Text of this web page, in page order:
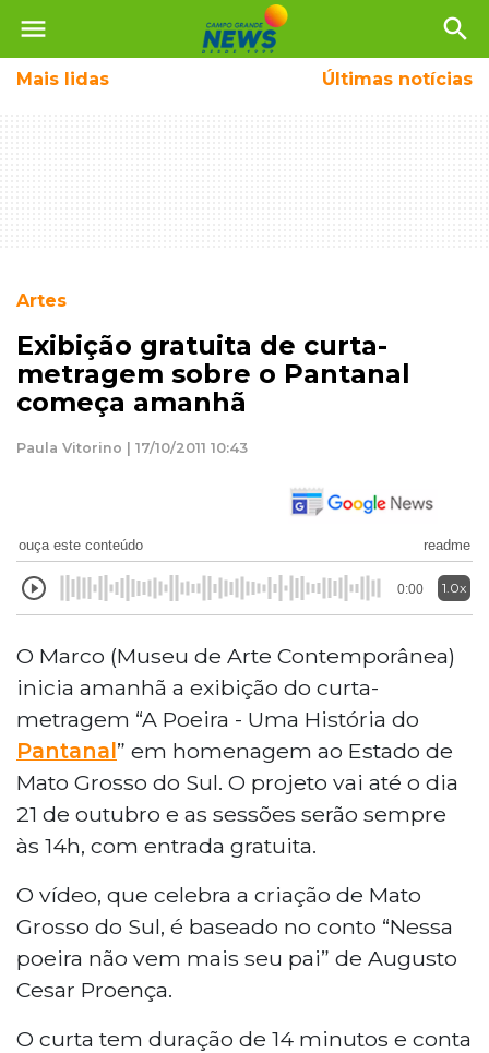
menu search
Mais lidas Últimas notícias
Artes
Exibição gratuita de curta-
metragem sobre o Pantanal
começa amanhã
Paula Vitorino | 17/10/2011 10:43
ouça este conteúdo readme
0:00 1.0x
O Marco (Museu de Arte Contemporânea)
inicia amanhã a exibição do curta-
metragem “A Poeira - Uma História do
Pantanal” em homenagem ao Estado de
Mato Grosso do Sul. O projeto vai até o dia
21 de outubro e as sessões serão sempre
às 14h, com entrada gratuita.
O vídeo, que celebra a criação de Mato
Grosso do Sul, é baseado no conto “Nessa
poeira não vem mais seu pai” de Augusto
Cesar Proença.
O curta tem duração de 14 minutos e conta